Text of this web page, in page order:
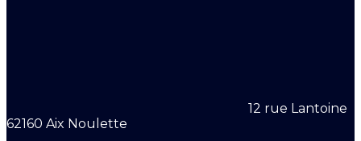
12 rue Lantoine
62160 Aix Noulette